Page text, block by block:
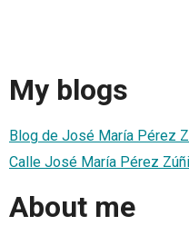
My blogs
Blog de José María Pérez
Calle José María Pérez
About me